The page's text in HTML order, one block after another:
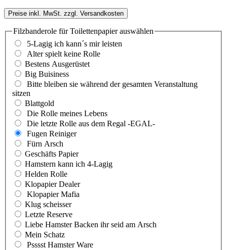
Preise inkl. MwSt. zzgl. Versandkosten
Filzbanderole für Toilettenpapierauswählen
5-Lagig ich kann´s mir leisten
Alter spielt keine Rolle
Bestens Ausgerüstet
Big Buisiness
Bitte bleiben sie während der gesamten Veranstaltung
sitzen
Blattgold
Die Rolle meines Lebens
Die letzte Rolle aus dem Regal -EGAL-
Fugen Reiniger
Fürn Arsch
Geschäfts Papier
Hamstern kann ich 4-Lagig
Helden Rolle
Klopapier Dealer
Klopapier Mafia
Klug scheisser
Letzte Reserve
Liebe Hamster Backen ihr seid am Arsch
Mein Schatz
Psssst Hamster Ware